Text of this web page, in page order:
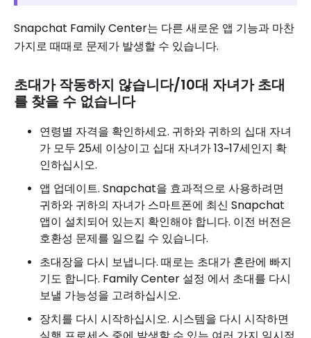
Snapchat Family Center는 다른 새로운 앱 기능과 마찬
가지로 때때로 문제가 발생할 수 있습니다.
초대가 작동하지 않습니다/10대 자녀가 초대
를 찾을 수 없습니다
연령별 자격을 확인하세요. 귀하와 귀하의 십대 자녀
가 모두 25세 이상이고 십대 자녀가 13~17세인지 확
인하십시오.
앱 업데이트. Snapchat을 효과적으로 사용하려면
귀하와 귀하의 자녀가 스마트폰에 최신 Snapchat
앱이 설치되어 있는지 확인해야 합니다. 이전 버전은
호환성 문제를 일으킬 수 있습니다.
초대장을 다시 보냅니다. 때로는 초대가 혼란에 빠지
기도 합니다. Family Center 설정 에서 초대를 다시
보낼 가능성을 고려하십시오.
장치를 다시 시작하십시오. 시스템을 다시 시작하면